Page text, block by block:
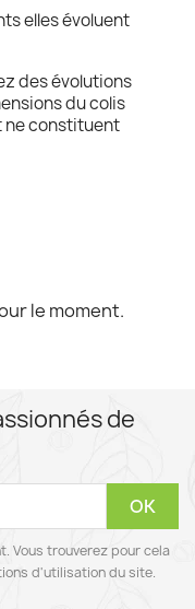
elles évoluent
des évolutions
du colis
ne constituent
le moment.
de
Vous trouverez pour cela
d'utilisation du site.